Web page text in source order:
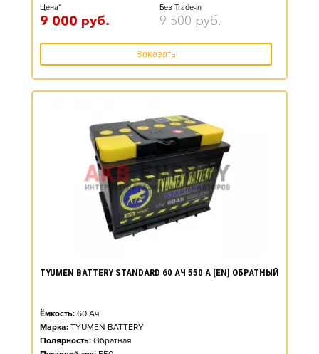
Цена*
9 000 руб.
Без Trade-in
9 500 руб.
Заказать
TYUMEN BATTERY STANDARD 60 АЧ 550 А [EN] ОБРАТНЫЙ
Ёмкость: 60 Ач
Марка: TYUMEN BATTERY
Полярность: Обратная